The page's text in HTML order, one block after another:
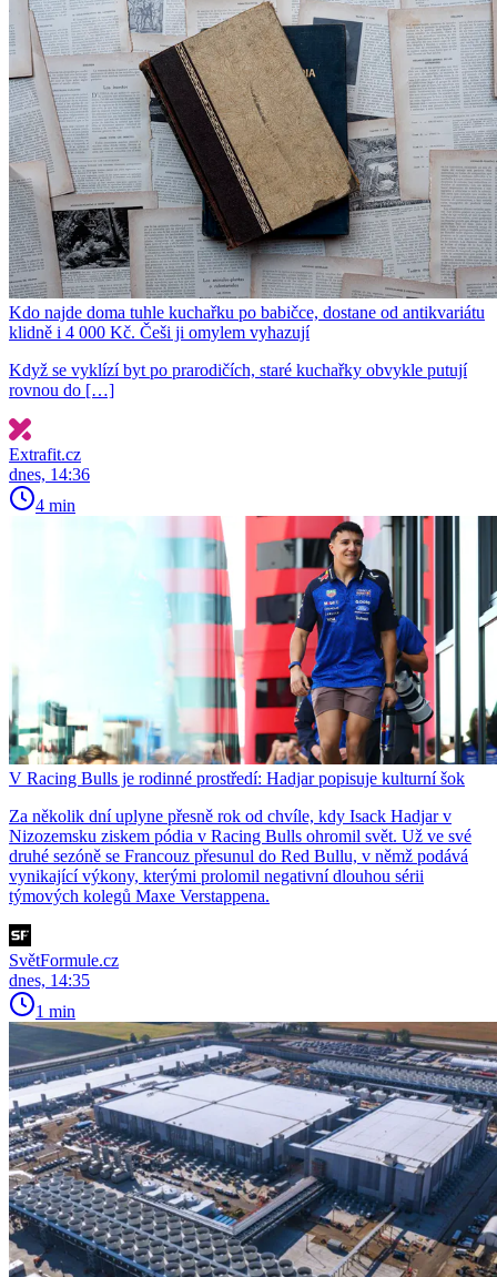
Kdo najde doma tuhle kuchařku po babičce, dostane od antikvariátu
klidně i 4 000 Kč. Češi ji omylem vyhazují
Když se vyklízí byt po prarodičích, staré kuchařky obvykle putují
rovnou do […]
Extrafit.cz
dnes, 14:36
4 min
V Racing Bulls je rodinné prostředí: Hadjar popisuje kulturní šok
Za několik dní uplyne přesně rok od chvíle, kdy Isack Hadjar v
Nizozemsku ziskem pódia v Racing Bulls ohromil svět. Už ve své
druhé sezóně se Francouz přesunul do Red Bullu, v němž podává
vynikající výkony, kterými prolomil negativní dlouhou sérii
týmových kolegů Maxe Verstappena.
SvětFormule.cz
dnes, 14:35
1 min